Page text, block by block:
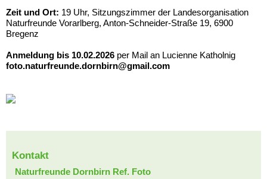
Zeit und Ort: 19 Uhr, Sitzungszimmer der Landesorganisation
Naturfreunde Vorarlberg, Anton-Schneider-Straße 19, 6900
Bregenz
Anmeldung bis 10.02.2026 per Mail an Lucienne Katholnig
foto.naturfreunde.dornbirn@gmail.com
Kontakt
Naturfreunde Dornbirn Ref. Foto